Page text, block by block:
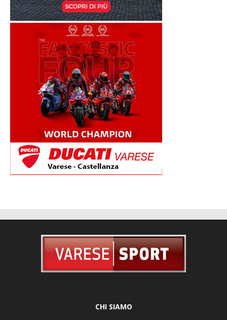
CHI SIAMO